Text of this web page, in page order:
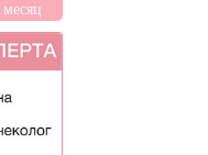
месяц